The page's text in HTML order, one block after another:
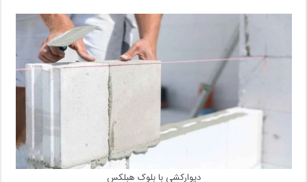
دیوارکشی با بلوک هبلکس